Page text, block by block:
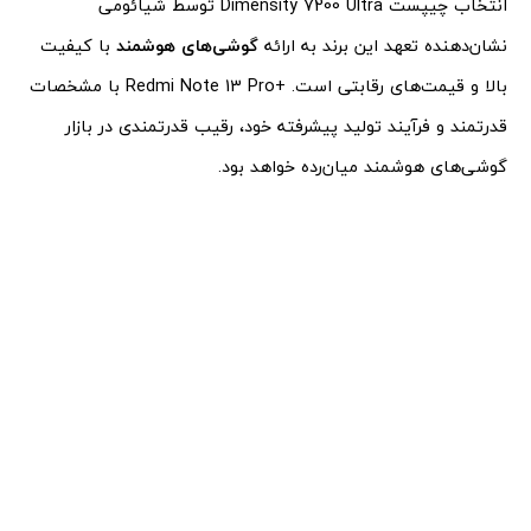
نشان‌دهنده تعهد این برند به ارائه گوشی‌های هوشمند با کیفیت
بالا و قیمت‌های رقابتی است. +Redmi Note 13 Pro با مشخصات
قدرتمند و فرآیند تولید پیشرفته خود، رقیب قدرتمندی در بازار
گوشی‌های هوشمند میان‌رده خواهد بود.